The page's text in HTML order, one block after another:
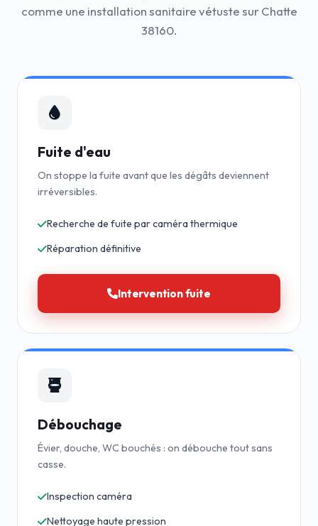
comme une installation sanitaire vétuste sur Chatte
38160.
Fuite d'eau
On stoppe la fuite avant que les dégâts deviennent
irréversibles.
Recherche de fuite par caméra thermique
Réparation définitive
Intervention fuite
Débouchage
Évier, douche, WC bouchés : on débouche tout sans
casse.
Inspection caméra
Nettoyage haute pression